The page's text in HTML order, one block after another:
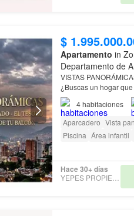
$
Apartamento in
Departamento de
VISTAS
¿Buscas un hogar
4habitaciones
Aparcadero Vista
Piscina Área infantil
Hace 30+ días